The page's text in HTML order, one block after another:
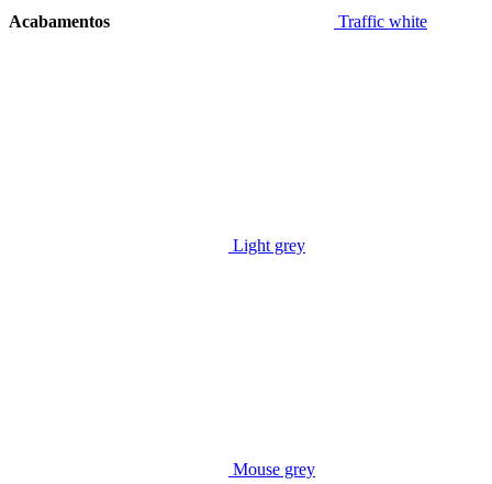
Acabamentos Traffic white
Light grey
Mouse grey